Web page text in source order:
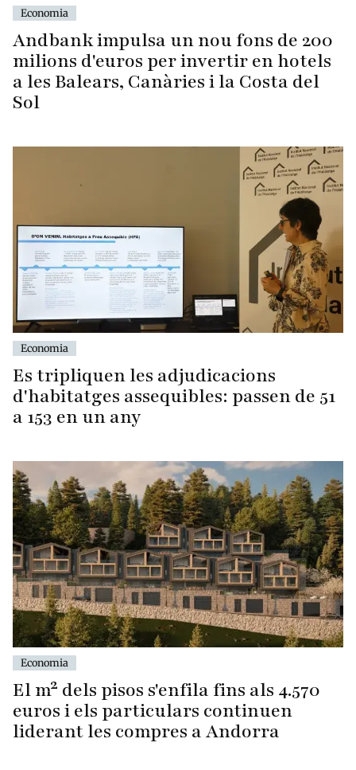
Economia
Andbank impulsa un nou fons de 200
milions d'euros per invertir en hotels
a les Balears, Canàries i la Costa del
Sol
Economia
Es tripliquen les adjudicacions
d'habitatges assequibles: passen de 51
a 153 en un any
Economia
El m² dels pisos s'enfila fins als 4.570
euros i els particulars continuen
liderant les compres a Andorra